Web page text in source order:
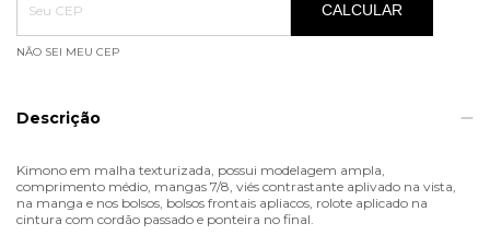
CALCULAR
NÃO SEI MEU CEP
Descrição
Kimono em malha texturizada, possui modelagem ampla,
comprimento médio, mangas 7/8, viés contrastante aplivado na vista,
na manga e nos bolsos, bolsos frontais apliacos, rolote aplicado na
cintura com cordão passado e ponteira no final.